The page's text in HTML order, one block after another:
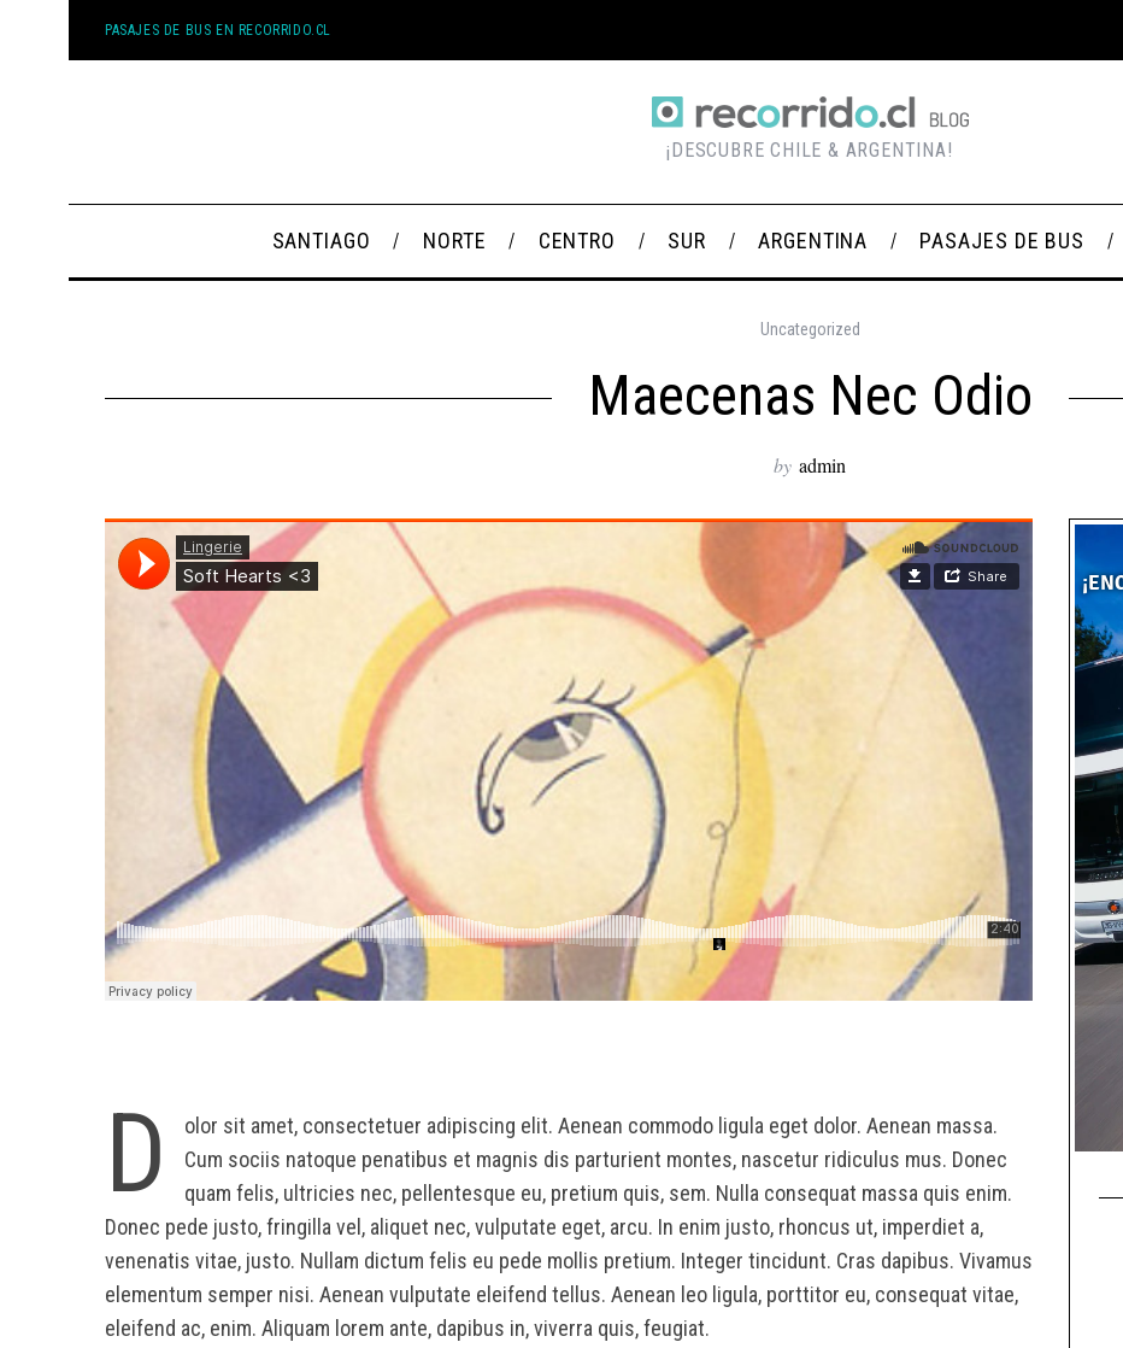
PASAJES DE BUS EN RECORRIDO.CL
¡DESCUBRE CHILE & ARGENTINA!
SANTIAGO NORTE CENTRO SUR ARGENTINA PASAJES DE BUS
Uncategorized
Maecenas Nec Odio
by admin
D
olor sit amet, consectetuer adipiscing elit. Aenean commodo ligula eget dolor. Aenean massa.
Cum sociis natoque penatibus et magnis dis parturient montes, nascetur ridiculus mus. Donec
quam felis, ultricies nec, pellentesque eu, pretium quis, sem. Nulla consequat massa quis enim.
Donec pede justo, fringilla vel, aliquet nec, vulputate eget, arcu. In enim justo, rhoncus ut, imperdiet a,
venenatis vitae, justo. Nullam dictum felis eu pede mollis pretium. Integer tincidunt. Cras dapibus. Vivamus
elementum semper nisi. Aenean vulputate eleifend tellus. Aenean leo ligula, porttitor eu, consequat vitae,
eleifend ac, enim. Aliquam lorem ante, dapibus in, viverra quis, feugiat.